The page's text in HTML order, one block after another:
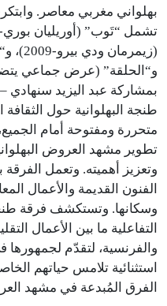
بهلواني مغربي معاصر.
و“الحلقة” (عرض جماعي
طنجة البهلوانية حول الثقافة
متحررة ومفتوحة أمام
تطوير مشهد العروض
وتعزيز أهميته. وتعمل الفرقة
الفنون القديمة والأعمال
وسكانها. وتستكشف فرقة طنجة
التفاعلية ما بين الأعمال
والفرنسية، لتقدّم لجمهورها
استثنائية تلامس حياتهم
الفرق المُبدعة في مشهد